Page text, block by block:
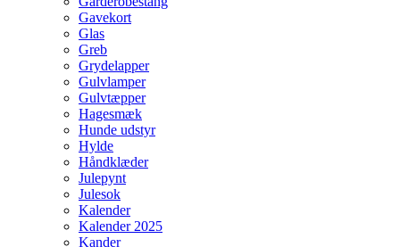
Gavekort
Glas
Greb
Grydelapper
Gulvlamper
Gulvtæpper
Hagesmæk
Hunde udstyr
Hylde
Håndklæder
Julepynt
Julesok
Kalender
Kalender 2025
Kander